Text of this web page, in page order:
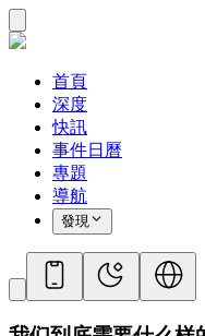
首頁
深度
快訊
事件日曆
專題
導航
發現